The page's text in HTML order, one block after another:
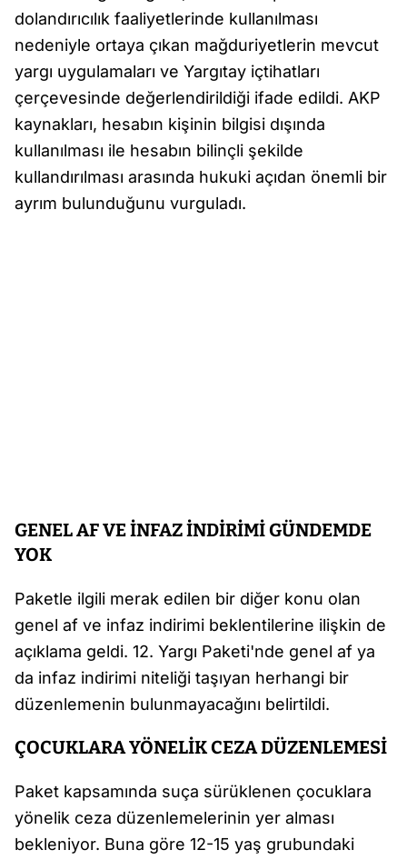
dolandırıcılık faaliyetlerinde kullanılması
nedeniyle ortaya çıkan mağduriyetlerin mevcut
yargı uygulamaları ve Yargıtay içtihatları
çerçevesinde değerlendirildiği ifade edildi. AKP
kaynakları, hesabın kişinin bilgisi dışında
kullanılması ile hesabın bilinçli şekilde
kullandırılması arasında hukuki açıdan önemli bir
ayrım bulunduğunu vurguladı.
GENEL AF VE İNFAZ İNDİRİMİ GÜNDEMDE
YOK
Paketle ilgili merak edilen bir diğer konu olan
genel af ve infaz indirimi beklentilerine ilişkin de
açıklama geldi. 12. Yargı Paketi'nde genel af ya
da infaz indirimi niteliği taşıyan herhangi bir
düzenlemenin bulunmayacağını belirtildi.
ÇOCUKLARA YÖNELİK CEZA DÜZENLEMESİ
Paket kapsamında suça sürüklenen çocuklara
yönelik ceza düzenlemelerinin yer alması
bekleniyor. Buna göre 12-15 yaş grubundaki